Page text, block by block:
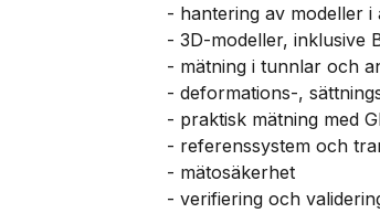
- hantering av modeller
- 3D-modeller, inklusive
- mätning i tunnlar och
- deformations-,
- praktisk mätning med
- referenssystem och
- mätosäkerhet
- verifiering och